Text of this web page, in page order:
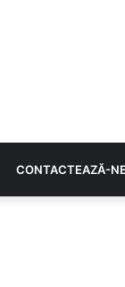
CONTACTEAZĂ-